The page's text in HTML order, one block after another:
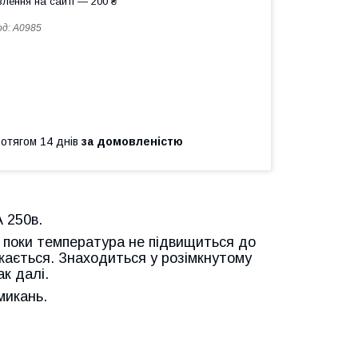
A0985
14 днів за домовленістю
250в.
температура не підвищиться до
Знаходиться у розімкнутому
далі.